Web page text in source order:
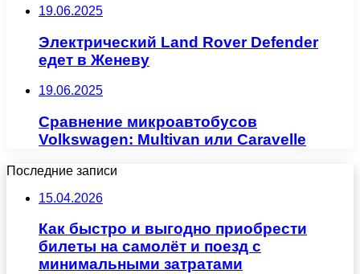
19.06.2025
Электрический Land Rover Defender
едет в Женеву
19.06.2025
Сравнение микроавтобусов
Volkswagen: Multivan или Caravelle
Последние записи
15.04.2026
Как быстро и выгодно приобрести
билеты на самолёт и поезд с
минимальными затратами